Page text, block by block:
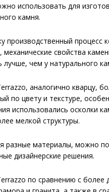
использовать для
камня.
производственный процесс
механические свойства
лучше, чем у натурального
аналогично кварцу,
по цвету и текстуре,
использовались осколки
мелкой структуры.
разные материалы, можно
дизайнерские решения.
по сравнению с более